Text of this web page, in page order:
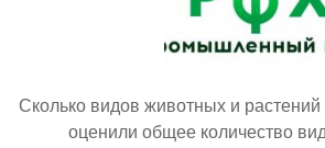
Сколько видов животных и
оценили общее количество